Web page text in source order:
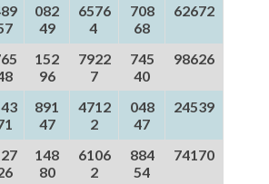
082
49
6576
4
708
68
62672
152
96
7922
7
745
40
98626
891
47
4712
2
048
47
24539
148
80
6106
2
884
54
74170